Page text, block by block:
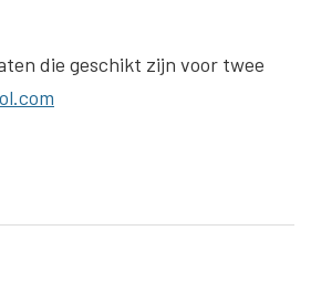
die geschikt zijn voor twee